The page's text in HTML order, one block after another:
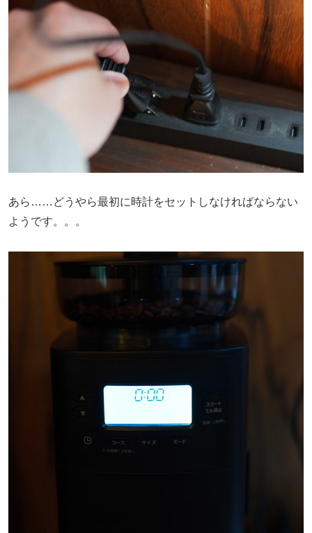
あら……どうやら最初に時計をセットしなければならない
ようです。。。